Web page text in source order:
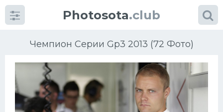
Photosota.club
Чемпион Серии Gp3 2013 (72 Фото)